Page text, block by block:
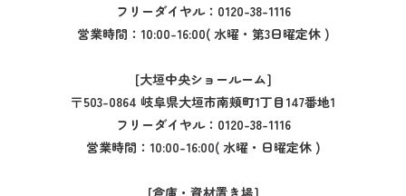
フリーダイヤル： 0120-38-1116
営業時間：10:00-16:00( 水曜・第3日曜定休 )
[大垣中央ショールーム]
〒503-0864 岐阜県大垣市南頬町1丁目147番地1
フリーダイヤル： 0120-38-1116
営業時間：10:00-16:00( 水曜・日曜定休 )
[倉庫・資材置き場]